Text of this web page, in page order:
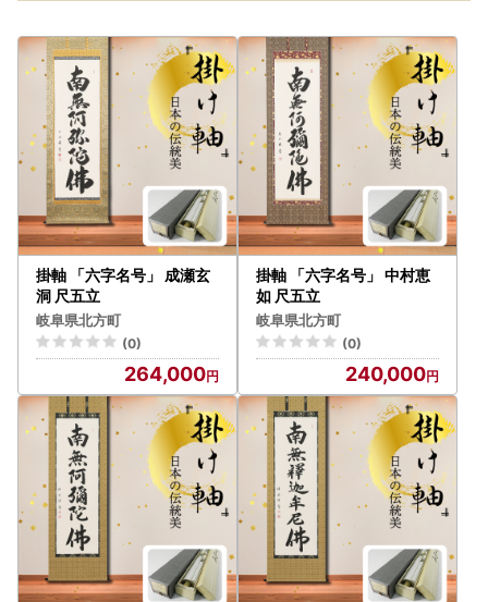
掛軸 「六字名号」 成瀬玄
洞 尺五立
岐阜県北方町
(0)
264,000
掛軸 「六字名号」 中村恵
如 尺五立
岐阜県北方町
(0)
240,000